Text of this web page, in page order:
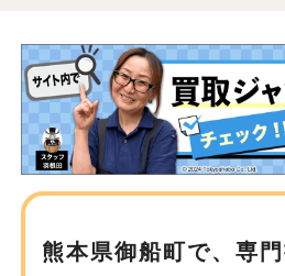
熊本県御船町で、専